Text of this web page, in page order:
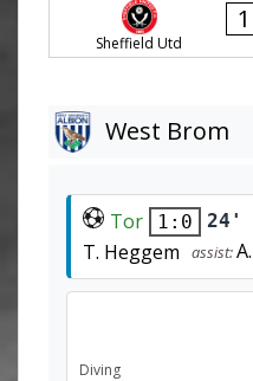
Sheffield Utd
1
West Brom
Tor 1:0 24'
T. Heggem assist:
Diving